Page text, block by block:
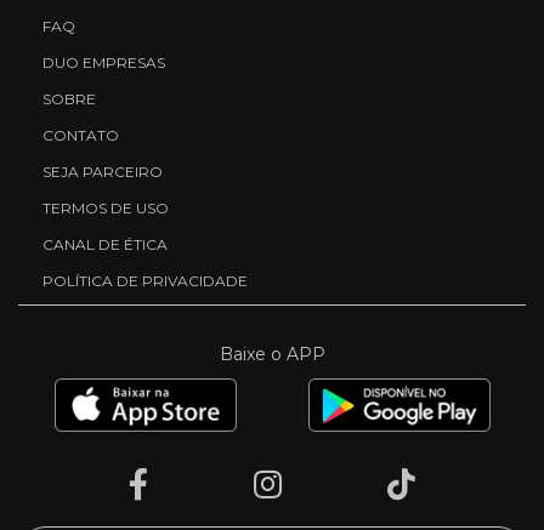
FAQ
DUO EMPRESAS
SOBRE
CONTATO
SEJA PARCEIRO
TERMOS DE USO
CANAL DE ÉTICA
POLÍTICA DE PRIVACIDADE
Baixe o APP